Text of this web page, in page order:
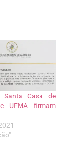
Santa Casa de
UFMA firmam